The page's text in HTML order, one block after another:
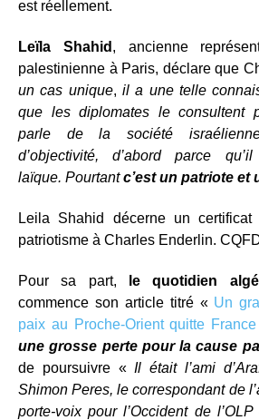
est réellement.
Leïla Shahid , ancienne
palestinienne à Paris, déclare que
un cas unique, il a une telle
que les diplomates le consultent
parle de la société
d’objectivité, d’abord parce
laïque. Pourtantc’est un patriote et
Leila Shahid décerne un
patriotisme à Charles Enderlin.
Pour sa part,
le quotidien
commence son article titré « Un
paix au Proche-Orient quitte
une grosse perte pour la cause
de poursuivre «Il était l’ami
Shimon Peres, le correspondant de
porte-voix pour l’Occident de